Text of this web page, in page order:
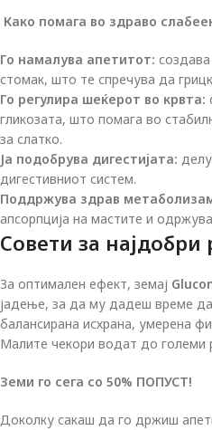
Како помага во здраво
Го намалува апетитот:
стомак, што те спречува да
Го регулира шеќерот во крвта:
гликозата, што помага во
за слатко.
Ја подобрува дигестијата:
дигестивниот систем.
Поддржува здрав
апсорпција на мастите и
Совети за најдобри
За оптимален ефект, земај
јадење, за да му дадеш време
балансирана исхрана, умерена
Малите чекори водат до големи
Земи го сега со 50% ПОПУСТ!
Доколку сакаш да го држиш